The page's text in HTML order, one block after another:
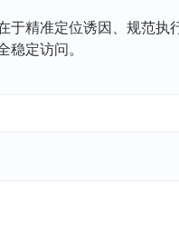
精准定位诱因、规范
定访问。